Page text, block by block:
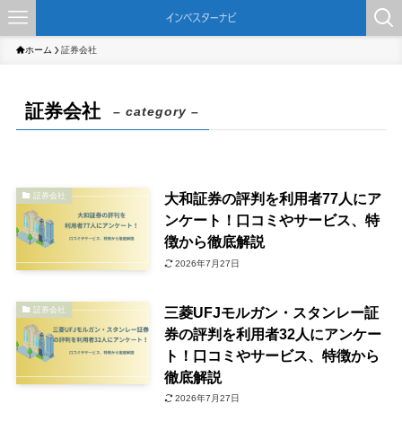
ホーム 証券会社
証券会社 – category –
証券会社
大和証券の評判を利用者77人にア
ンケート！口コミやサービス、特
徴から徹底解説
2026年7月27日
証券会社
三菱UFJモルガン・スタンレー証
券の評判を利用者32人にアンケー
ト！口コミやサービス、特徴から
徹底解説
2026年7月27日